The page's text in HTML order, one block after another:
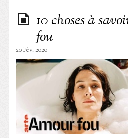
10 choses à
fou
20 Fév. 2020